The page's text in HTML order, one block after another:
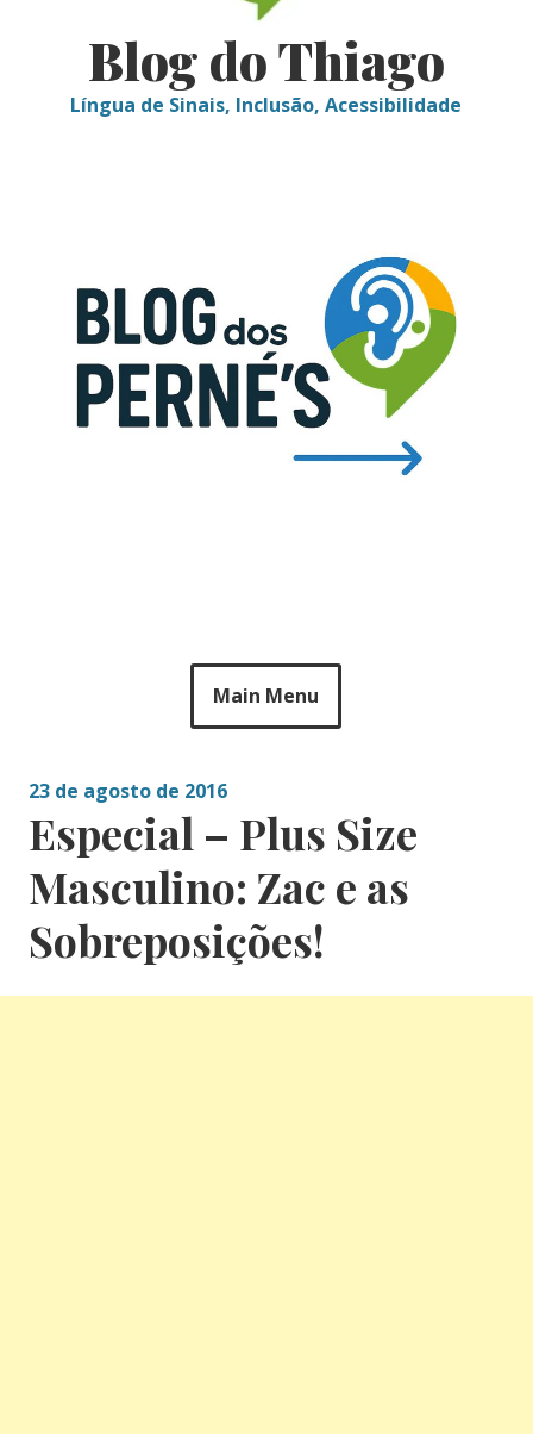
Blog do Thiago
Língua de Sinais, Inclusão, Acessibilidade
Main Menu
23 de agosto de 2016
Especial – Plus Size
Masculino: Zac e as
Sobreposições!